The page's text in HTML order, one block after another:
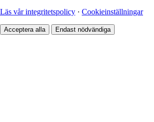
Läs vår integritetspolicy · Cookieinställningar
Acceptera alla Endast nödvändiga